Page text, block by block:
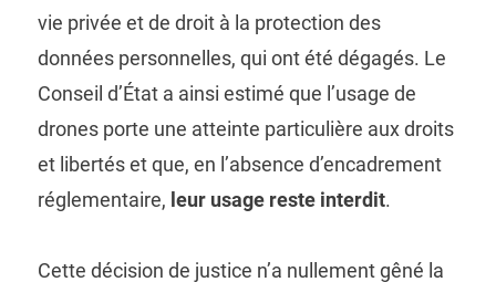
vie privée et de droit à la protection des
données personnelles, qui ont été dégagés. Le
Conseil d’État a ainsi estimé que l’usage de
drones porte une atteinte particulière aux droits
et libertés et que, en l’absence d’encadrement
réglementaire, leur usage reste interdit.
Cette décision de justice n’a nullement gêné la